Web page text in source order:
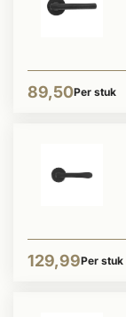
89,50Per stuk
129,99Per stuk